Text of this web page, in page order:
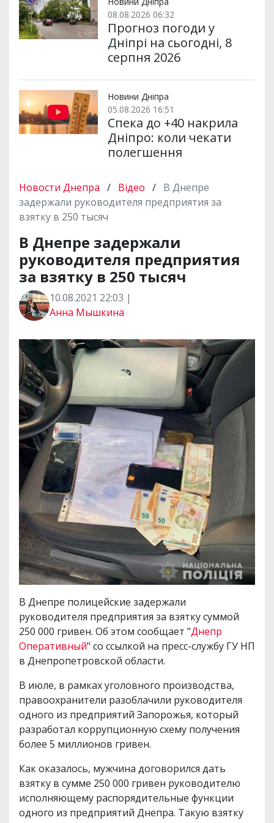
08.08.2026 06:32
Прогноз погоди у
Дніпрі на сьогодні, 8
серпня 2026
Новини Дніпра
05.08.2026 16:51
Спека до +40 накрила
Дніпро: коли чекати
полегшення
Новости Днепра / Відео / В Днепре
задержали руководителя предприятия за
взятку в 250 тысяч
В Днепре задержали
руководителя предприятия
за взятку в 250 тысяч
10.08.2021 22:03 |
Анна Мышкина
В Днепре полицейские задержали
руководителя предприятия за взятку суммой
250 000 гривен. Об этом сообщает "Днепр
Оперативный" со ссылкой на пресс-службу ГУ НП
в Днепропетровской области.
В июле, в рамках уголовного производства,
правоохранители разоблачили руководителя
одного из предприятий Запорожья, который
разработал коррупционную схему получения
более 5 миллионов гривен.
Как оказалось, мужчина договорился дать
взятку в сумме 250 000 гривен руководителю
исполняющему распорядительные функции
одного из предприятий Днепра. Такую взятку